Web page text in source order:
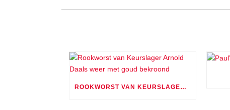
ROOKWORST VAN KEURSLAGER ARNOLD DAALS WEER MET GOUD BEKROOND